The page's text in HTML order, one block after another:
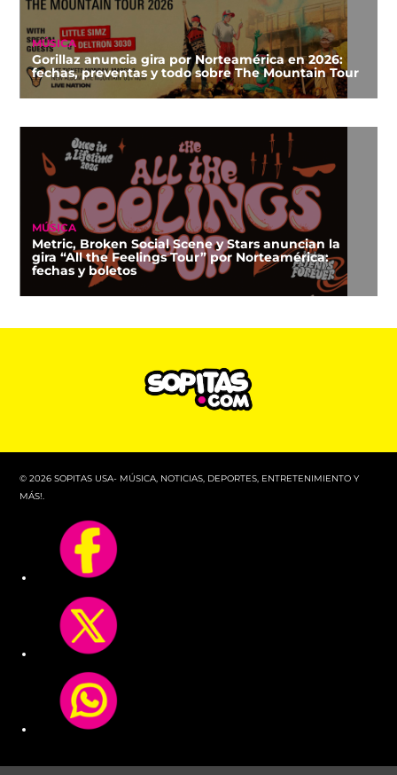
MÚSICA
Gorillaz anuncia gira por Norteamérica en 2026:
fechas, preventas y todo sobre The Mountain Tour
MÚSICA
Metric, Broken Social Scene y Stars anuncian la
gira “All the Feelings Tour” por Norteamérica:
fechas y boletos
© 2026 SOPITAS USA- MÚSICA, NOTICIAS, DEPORTES, ENTRETENIMIENTO Y
MÁS!.